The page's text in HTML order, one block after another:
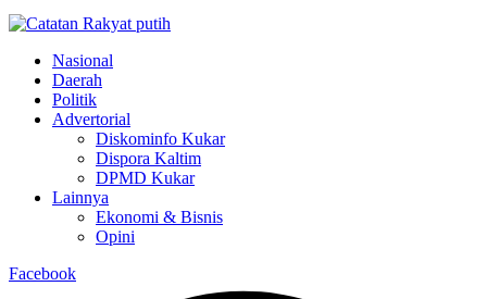
Nasional
Daerah
Politik
Advertorial
Diskominfo Kukar
Dispora Kaltim
DPMD Kukar
Lainnya
Ekonomi & Bisnis
Opini
Facebook